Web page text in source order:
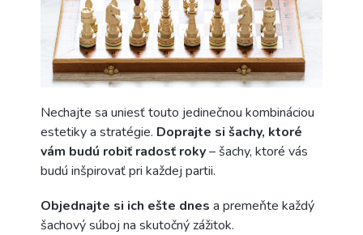
Nechajte sa uniesť touto jedinečnou kombináciou
estetiky a stratégie. Doprajte si šachy, ktoré
vám budú robiť radosť roky– šachy, ktoré vás
budú inšpirovať pri každej partii.
Objednajte si ich ešte dnes a premeňte každý
šachový súboj na skutočný zážitok.